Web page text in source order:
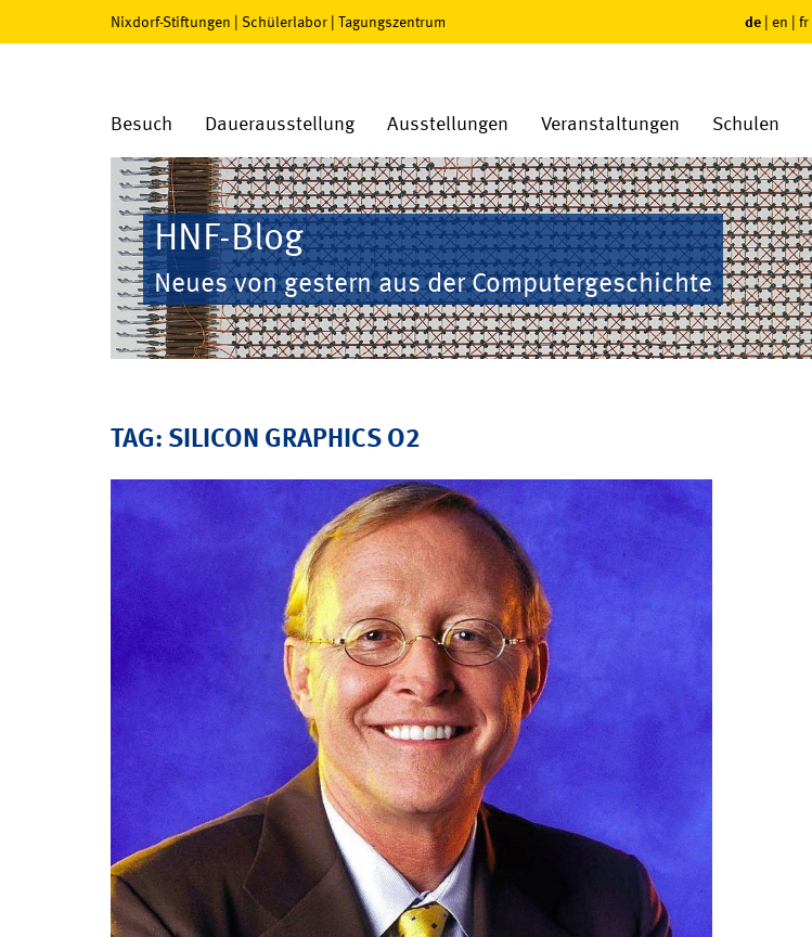
Nixdorf-Stiftungen | Schülerlabor | Tagungszentrum de | en | fr
Besuch Dauerausstellung Ausstellungen Veranstaltungen Schulen
HNF-Blog
Neues von gestern aus der Computergeschichte
TAG: SILICON GRAPHICS O2